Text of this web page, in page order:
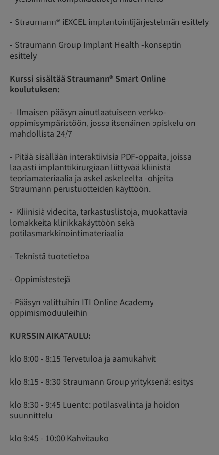
- Straumann® iEXCEL implantointijärjestelmän esittely
- Straumann Group Implant Health -konseptin
esittely
Kurssi sisältää Straumann® Smart Online
koulutuksen:
- Ilmaisen pääsyn ainutlaatuiseen verkko-
oppimisympäristöön, jossa itsenäinen opiskelu on
mahdollista 24/7
- Pitää sisällään interaktiivisia PDF-oppaita, joissa
laajasti implanttikirurgiaan liittyvää kliinistä
teoriamateriaalia ja askel askeleelta -ohjeita
Straumann perustuotteiden käyttöön.
- Kliinisiä videoita, tarkastuslistoja, muokattavia
lomakkeita klinikkakäyttöön sekä
potilasmarkkinointimateriaalia
- Teknistä tuotetietoa
- Oppimistestejä
- Pääsyn valittuihin ITI Online Academy
oppimismoduuleihin
KURSSIN AIKATAULU:
klo 8:00 - 8:15 Tervetuloa ja aamukahvit
klo 8:15 - 8:30 Straumann Group yrityksenä: esitys
klo 8:30 - 9:45 Luento: potilasvalinta ja hoidon
suunnittelu
klo 9:45 - 10:00 Kahvitauko